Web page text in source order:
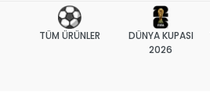
TÜM ÜRÜNLER
DÜNYA KUPASI
2026